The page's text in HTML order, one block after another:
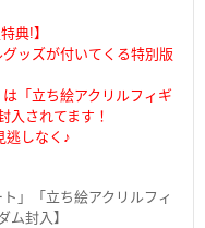
典!】
ッズが付いてくる特別版
「立ち絵アクリルフィギ
入されてます！
逃しなく♪
」「立ち絵アクリルフィ
ム封入】